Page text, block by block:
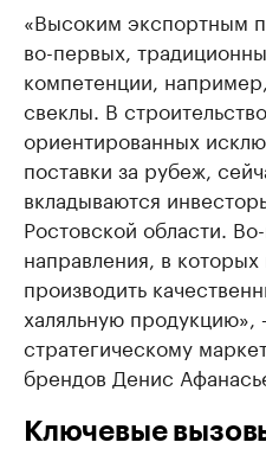
«Высоким экспортным
во-первых,
компетенции,
свеклы. В
ориентированных
поставки за рубеж,
вкладываются
Ростовской области.
направления, в
производить
халяльную
стратегическому
брендов Денис
Ключевые